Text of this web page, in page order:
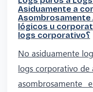
Asiduamente a
lógicos u
logs corporativo؟
No asiduamente
logs corporativo de
asombrosamente_